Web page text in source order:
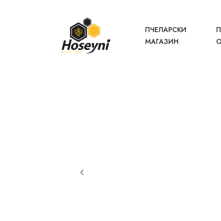
ПЧЕЛАРСКИ
МАГАЗИН